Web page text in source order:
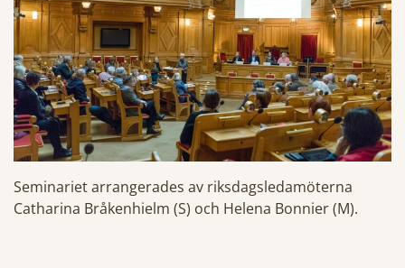
Seminariet arrangerades av riksdagsledamöterna
Catharina Bråkenhielm (S) och Helena Bonnier (M).